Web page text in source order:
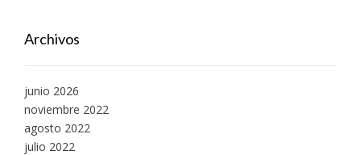
Archivos
junio 2026
noviembre 2022
agosto 2022
julio 2022